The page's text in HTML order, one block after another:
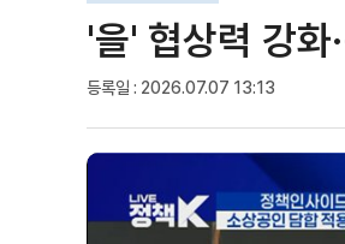
'을' 협상력 강화
등록일 : 2026.07.07 13:13